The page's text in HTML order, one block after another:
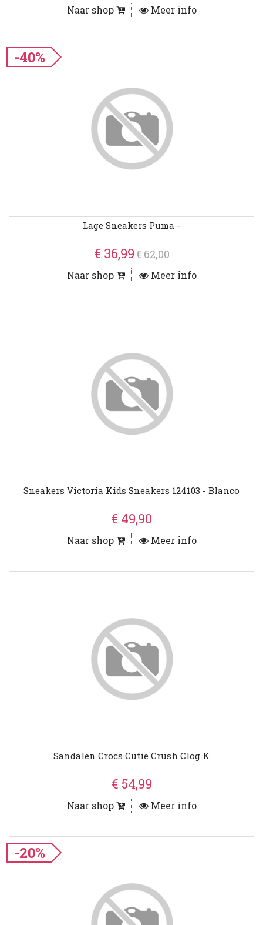
Naar shop Meer info
-40%
Lage Sneakers Puma -
€ 36,99€ 62,00
Naar shop Meer info
Sneakers Victoria Kids Sneakers 124103 - Blanco
€ 49,90
Naar shop Meer info
Sandalen Crocs Cutie Crush Clog K
€ 54,99
Naar shop Meer info
-20%